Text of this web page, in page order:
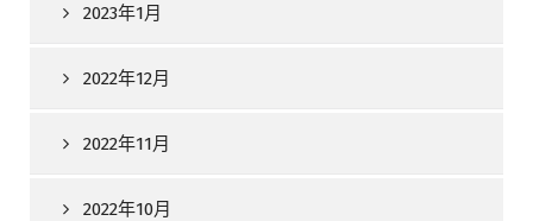
2023年1月
2022年12月
2022年11月
2022年10月